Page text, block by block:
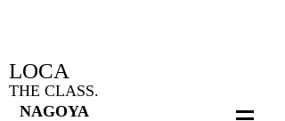
LOCA
THE CLASS.
NAGOYA